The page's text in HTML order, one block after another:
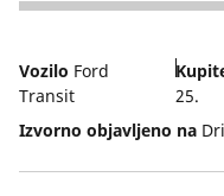
4
Vozilo Ford
Transit
25.
Izvorno objavljeno na